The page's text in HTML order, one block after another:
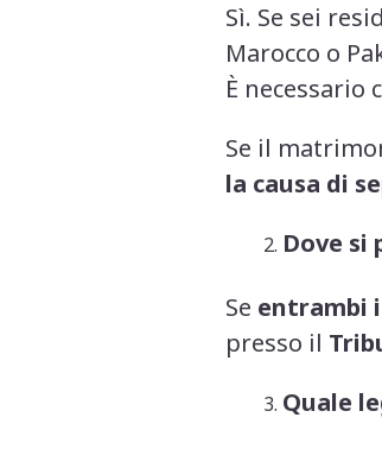
Sì. Se sei
Marocco o
È
Se il
la causa di
Dove si
Se entrambi
presso il
Quale